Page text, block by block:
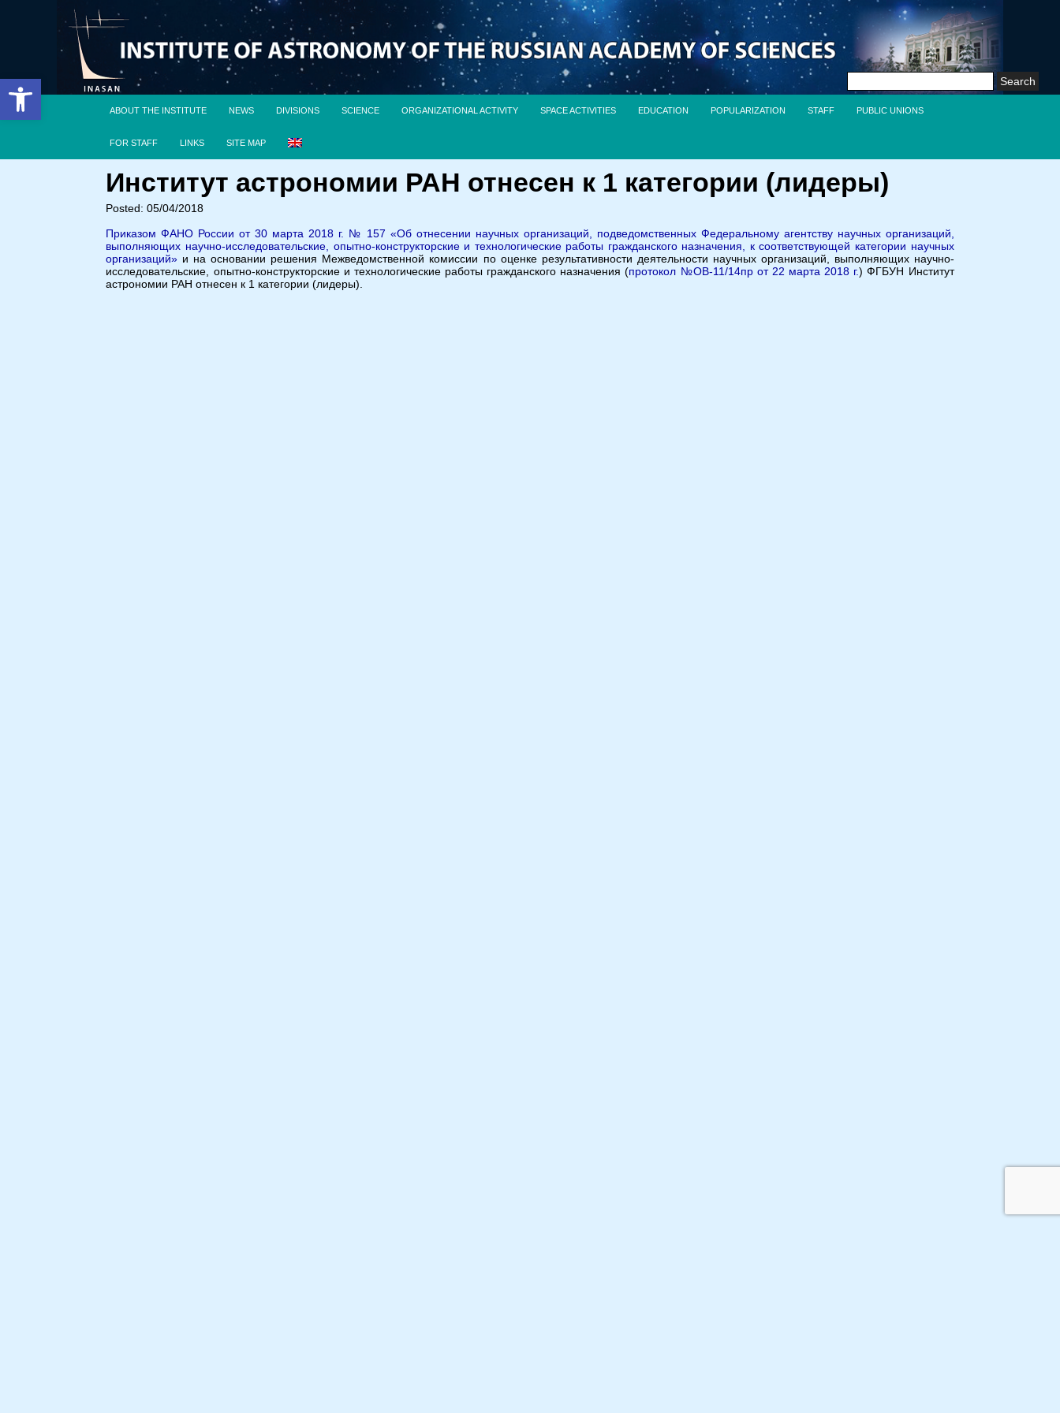
Open toolbar
Search
ABOUT THE INSTITUTE NEWS DIVISIONS SCIENCE ORGANIZATIONAL ACTIVITY SPACE ACTIVITIES EDUCATION POPULARIZATION STAFF PUBLIC UNIONS
FOR STAFF LINKS SITE MAP
Институт астрономии РАН отнесен к 1 категории (лидеры)
Posted: 05/04/2018
Приказом ФАНО России от 30 марта 2018 г. № 157 «Об отнесении научных организаций, подведомственных Федеральному агентству научных организаций,
выполняющих научно-исследовательские, опытно-конструкторские и технологические работы гражданского назначения, к соответствующей категории научных
организаций» и на основании решения Межведомственной комиссии по оценке результативности деятельности научных организаций, выполняющих научно-
исследовательские, опытно-конструкторские и технологические работы гражданского назначения (протокол №ОВ-11/14пр от 22 марта 2018 г.) ФГБУН Институт
астрономии РАН отнесен к 1 категории (лидеры).